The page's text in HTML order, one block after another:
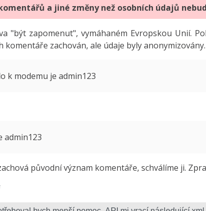
a jiné změny než osobních údajů
"být zapomenut", vymáhaném Evropskou Unií.
zachován, ale údaje byly
k modemu je admin123
admin123
původní význam komentáře, schválíme ji.